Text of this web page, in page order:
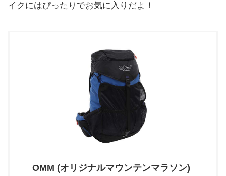
イクにはぴったりでお気に入りだよ！
OMM (オリジナルマウンテンマラソン)